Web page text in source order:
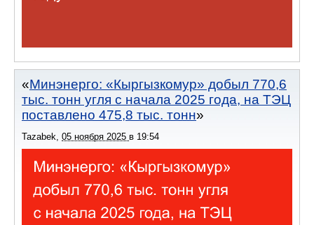
Минэнерго: «Кыргызкомур» добыл 770,6
тыс. тонн угля с начала 2025 года, на ТЭЦ
поставлено 475,8 тыс. тонн
Tazabek, 05 ноября 2025 в 19:54